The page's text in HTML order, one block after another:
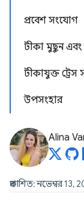
প্রবেশ সংযোগ
টীকা মুছুন
টীকাযুক্ত
উপসংহার
Alina
প্রকাশিত: নভেম্বর 13,